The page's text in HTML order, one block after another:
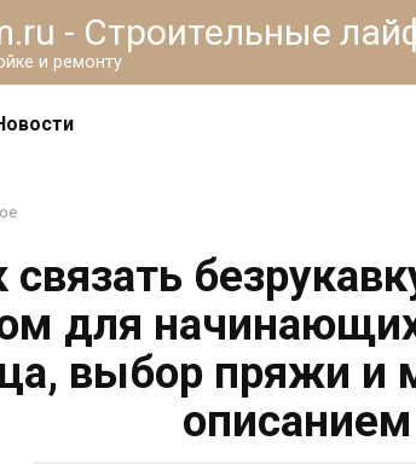
- Строительные
и ремонту
связать
для
выбор пряжи и
описанием